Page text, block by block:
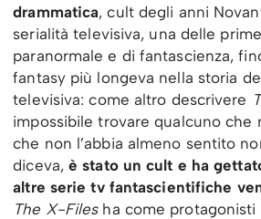
drammatica, cult degli anni
serialità televisiva, una delle
paranormale e di fantascienza,
fantasy più longeva nella storia
televisiva: come altro descrivere
impossibile trovare qualcuno che
che non l’abbia almeno sentito
diceva,è stato un cult e ha
altre serie tv fantascientifiche
The X-Filesha come protagonisti